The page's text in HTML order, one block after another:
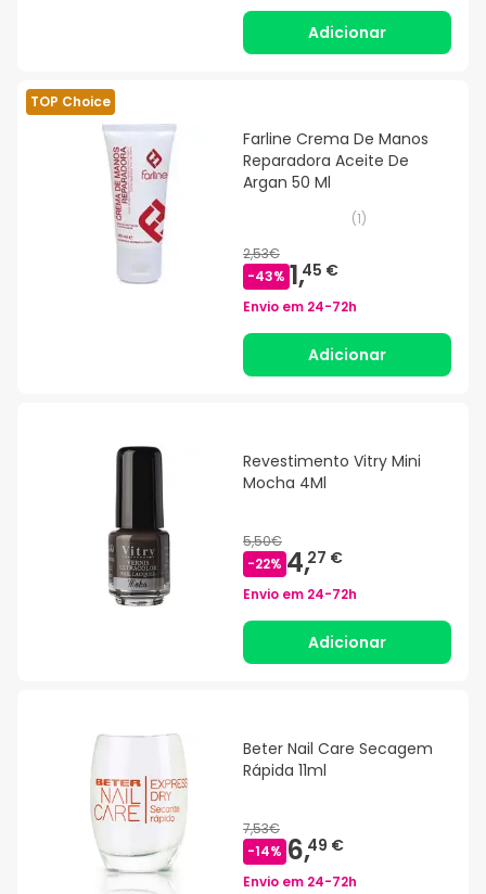
Adicionar
TOP Choice
Farline Crema De Manos
Reparadora Aceite De
Argan 50 Ml
(1)
2,53€
-43% 1,45 €
Envio em 24-72h
Adicionar
Revestimento Vitry Mini
Mocha 4Ml
5,50€
-22% 4,27 €
Envio em 24-72h
Adicionar
Beter Nail Care Secagem
Rápida 11ml
7,53€
-14% 6,49 €
Envio em 24-72h